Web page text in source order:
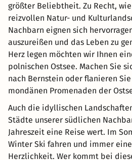
größter Beliebtheit. Zu Recht,
reizvollen Natur- und
Nachbarn eignen sich
auszureißen und das Leben zu
Herz legen möchten wir Ihnen
polnischen Ostsee. Machen Sie
nach Bernstein oder flanieren
mondänen Promenaden der
Auch die idyllischen
Städte unserer südlichen
Jahreszeit eine Reise wert. Im
Winter Ski fahren und immer
Herzlichkeit. Wer kommt bei